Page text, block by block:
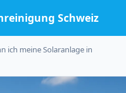
Schweiz
ich meine Solaranlage in